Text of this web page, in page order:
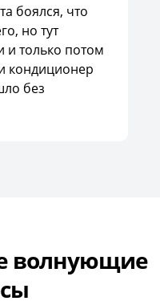
боялся, что
но тут
и только потом
кондиционер
без
волнующие